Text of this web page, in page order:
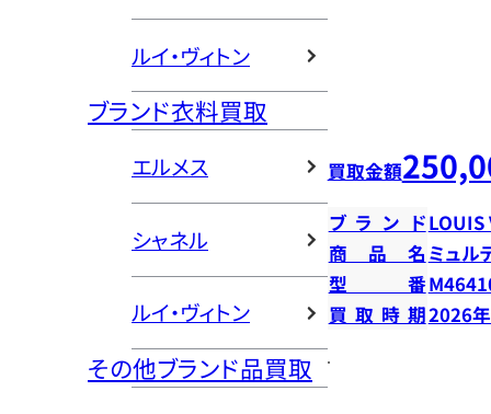
ルイ・ヴィトン
ブランド衣料買取
エルメス
シャネル
ルイ・ヴィトン
その他ブランド品買取
買取金額
ブランドLOUIS
商品名 ミュル
型番
買取時期2026